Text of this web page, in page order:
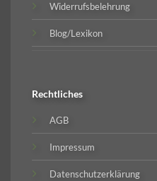
Widerrufsbelehrung
Blog/Lexikon
Rechtliches
AGB
Impressum
Datenschutzerklärung